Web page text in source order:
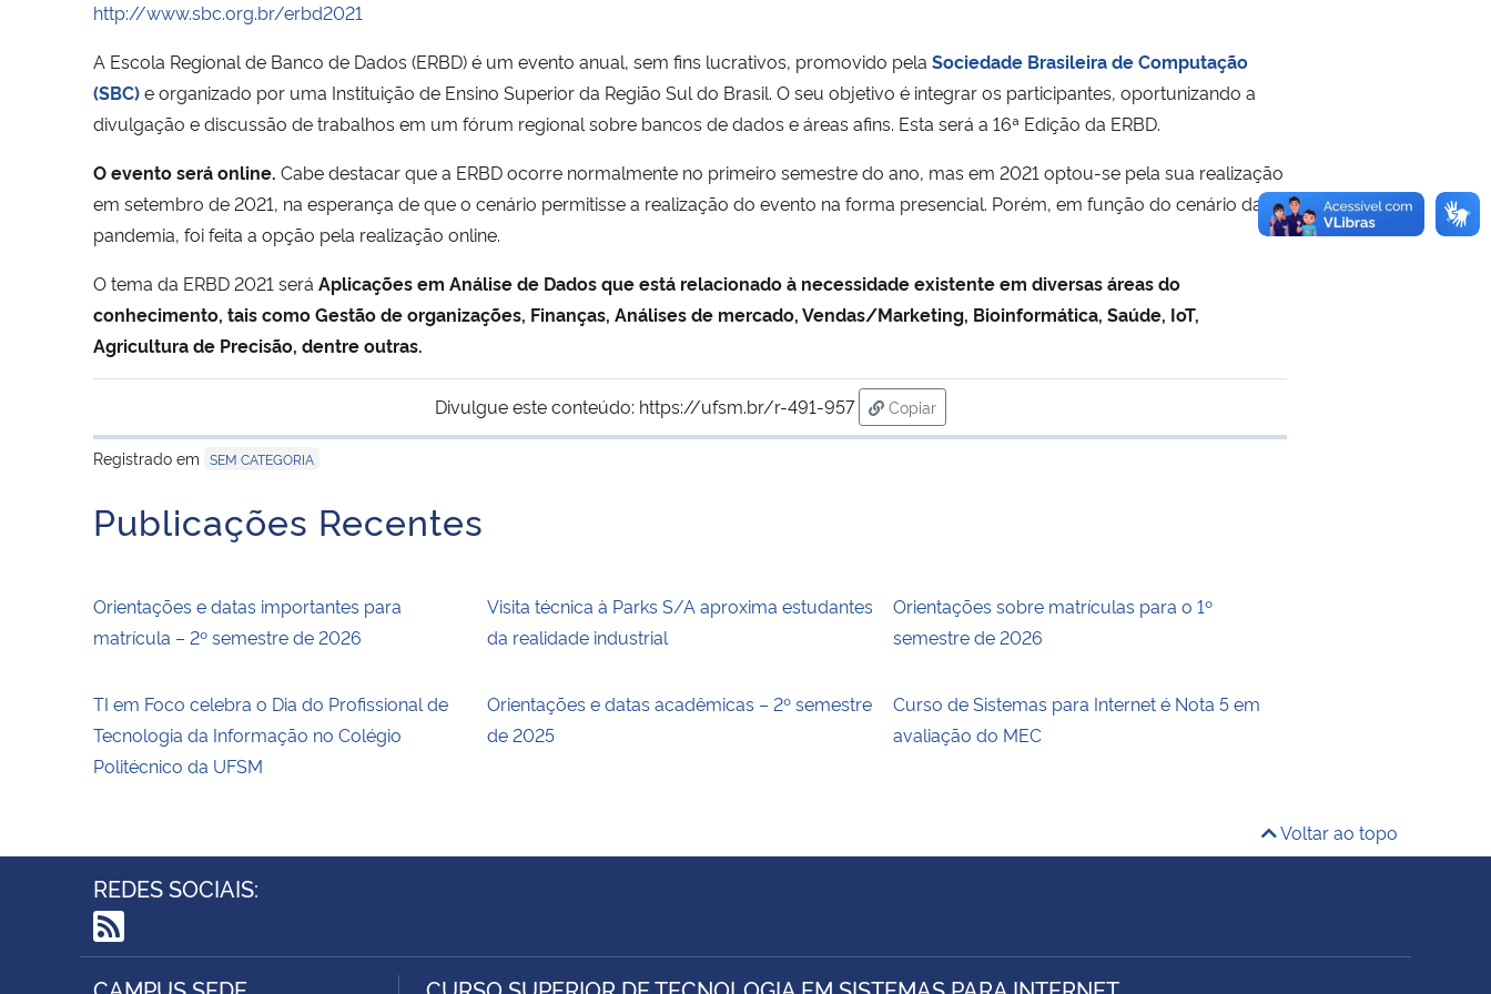
http://www.sbc.org.br/erbd2021
A Escola Regional de Banco de Dados (ERBD) é um evento anual, sem fins lucrativos, promovido pela Sociedade Brasileira de Computação
(SBC)e organizado por uma Instituição de Ensino Superior da Região Sul do Brasil. O seu objetivo é integrar os participantes, oportunizando a
divulgação e discussão de trabalhos em um fórum regional sobre bancos de dados e áreas afins. Esta será a 16ª Edição da ERBD.
O evento será online. Cabe destacar que a ERBD ocorre normalmente no primeiro semestre do ano, mas em 2021 optou-se pela sua realização
em setembro de 2021, na esperança de que o cenário permitisse a realização do evento na forma presencial. Porém, em função do cenário da
pandemia, foi feita a opção pela realização online.
O tema da ERBD 2021 será Aplicações em Análise de Dados que está relacionado à necessidade existente em diversas áreas do
conhecimento, tais como Gestão de organizações, Finanças, Análises de mercado, Vendas/Marketing, Bioinformática, Saúde, IoT,
Agricultura de Precisão, dentre outras.
Divulgue este conteúdo: https://ufsm.br/r-491-957
Copiar
para área de transferência
Registrado em SEM CATEGORIA
Publicações Recentes
Orientações e datas importantes para
matrícula – 2º semestre de 2026
Visita técnica à Parks S/A aproxima estudantes
da realidade industrial
Orientações sobre matrículas para o 1º
semestre de 2026
TI em Foco celebra o Dia do Profissional de
Tecnologia da Informação no Colégio
Politécnico da UFSM
Orientações e datas acadêmicas – 2º semestre
de 2025
Curso de Sistemas para Internet é Nota 5 em
avaliação do MEC
Voltar ao topo
REDES SOCIAIS:
RSS